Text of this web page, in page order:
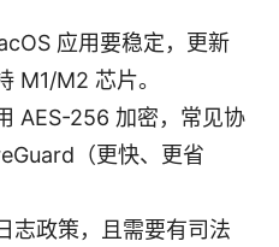
应用要稳定，更新
M1/M2 芯片。
AES-256 加密，常见协
（更快、更省
志政策，且需要有司法